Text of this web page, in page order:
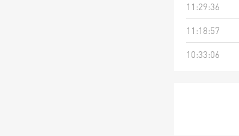
11:29:36
11:18:57
10:33:06